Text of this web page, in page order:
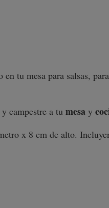
tu mesa para salsas,
campestre a tu mesa y
x 8 cm de alto.